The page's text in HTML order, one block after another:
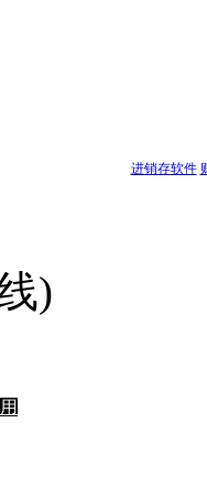
进销存软件
)